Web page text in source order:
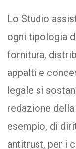
Lo Studio
ogni tipologia
fornitura,
appalti e
legale si
redazione
esempio, di
antitrust, per i